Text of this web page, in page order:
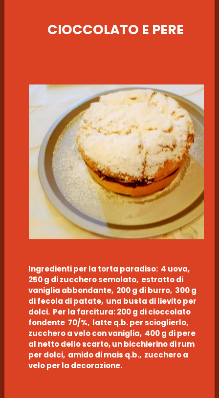
CIOCCOLATO E PERE
Ingredienti per la torta paradiso: 4 uova,
250 g di zucchero semolato, estratto di
vaniglia abbondante, 200 g di burro, 300 g
di fecola di patate, una busta di lievito per
dolci. Per la farcitura: 200 g di cioccolato
fondente 70/%, latte q.b. per scioglierlo,
zucchero a velo con vaniglia, 400 g di pere
al netto dello scarto, un bicchierino di rum
per dolci, amido di mais q.b., zucchero a
velo per la decorazione.